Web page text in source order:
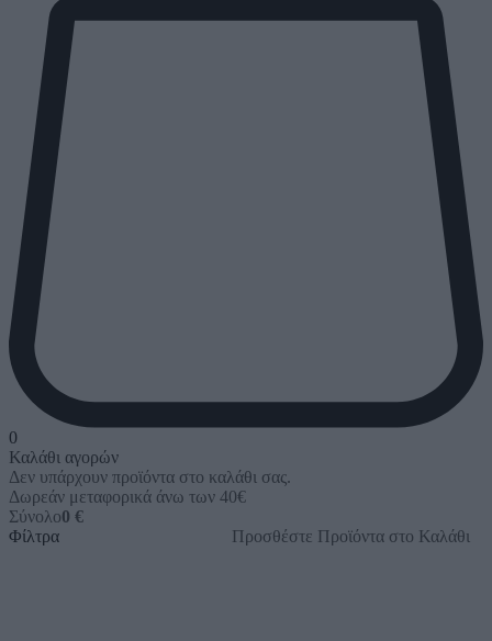
0
Καλάθι αγορών
Δεν υπάρχουν προϊόντα στο καλάθι σας.
Δωρεάν μεταφορικά άνω των 40€
Σύνολο0 €
Προσθέστε Προϊόντα στο Καλάθι
Φίλτρα